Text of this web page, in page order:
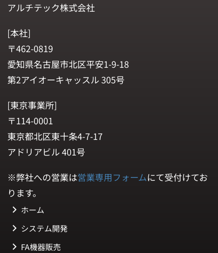
アルチテック株式会社
[本社]
〒462-0819
愛知県名古屋市北区平安1-9-18
第2アイオーキャッスル 305号
[東京事業所]
〒114-0001
東京都北区東十条4-7-17
アドリアビル 401号
※弊社への営業は営業専用フォームにて受付けてお
ります。
ホーム
システム開発
FA機器販売